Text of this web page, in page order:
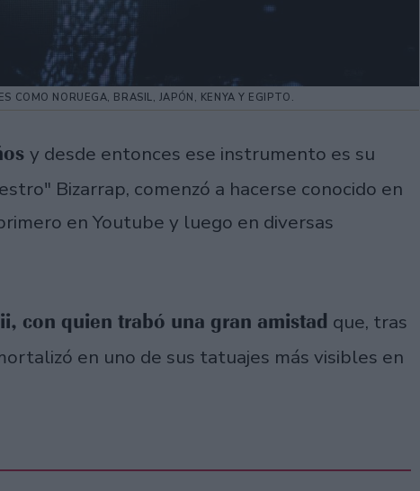
COMO NORUEGA, BRASIL, JAPÓN, KENYA Y EGIPTO.
y desde entonces ese instrumento es su
Bizarrap, comenzó a hacerse conocido en
en Youtube y luego en diversas
con quien trabó una gran amistad que, tras
en uno de sus tatuajes más visibles en